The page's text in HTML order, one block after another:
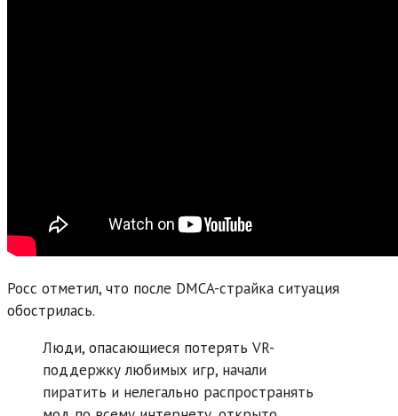
Росс отметил, что после DMCA-страйка ситуация
обострилась.
Люди, опасающиеся потерять VR-
поддержку любимых игр, начали
пиратить и нелегально распространять